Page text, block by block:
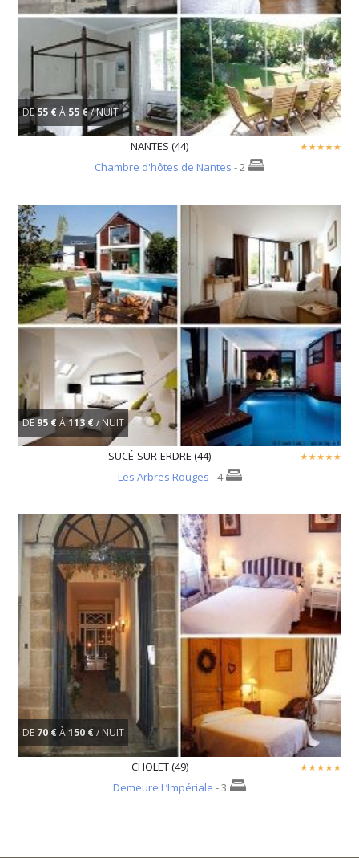
DE55 €À 55 €/ NUIT
NANTES (44)
Chambre d'hôtes de Nantes - 2
DE 95 €À113 €/ NUIT
SUCÉ-SUR-ERDRE (44)
Les Arbres Rouges - 4
DE 70 €À150 €/ NUIT
CHOLET (49)
Demeure L’Impériale - 3